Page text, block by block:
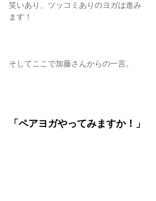
笑いあり、ツッコミありのヨガは進み
ます！
そしてここで加藤さんからの一言。
「ペアヨガやってみますか！」